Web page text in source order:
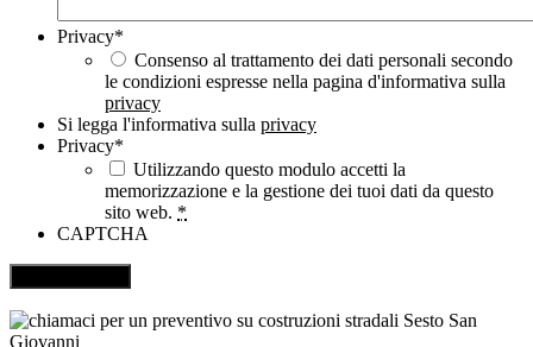
Privacy*
Consenso al trattamento dei dati personali secondo
le condizioni espresse nella pagina d'informativa sulla
privacy
Si legga l'informativa sulla privacy
Privacy*
Utilizzando questo modulo accetti la
memorizzazione e la gestione dei tuoi dati da questo
sito web. *
CAPTCHA